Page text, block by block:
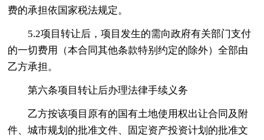
费的承担依国家税法规定。
5.2项目转让后，项目发生的需向政府有关部门支付
的一切费用（本合同其他条款特别约定的除外）全部由
乙方承担。
第六条项目转让后办理法律手续义务
乙方按该项目原有的国有土地使用权出让合同及附
件、城市规划的批准文件、固定资产投资计划的批准文